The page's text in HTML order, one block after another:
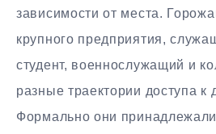
зависимости от места.
крупного предприятия,
студент, военнослужащий и
разные траектории доступа к
Формально они